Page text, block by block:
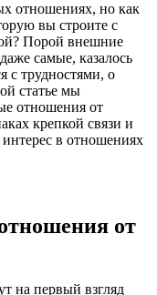
отношениях, но как
вы строите с
Порой внешние
самые, казалось
с трудностями, о
статье мы
отношения от
крепкой связи и
в отношениях
от
на первый взгляд